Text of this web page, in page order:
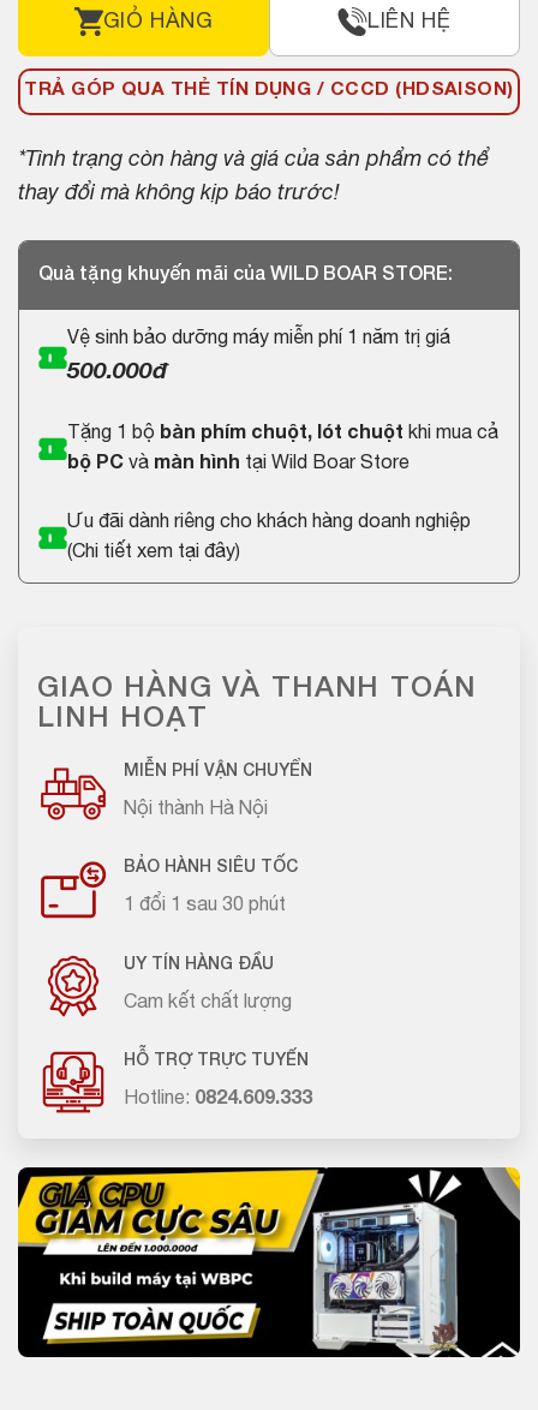
GIỎ HÀNG LIÊN HỆ
TRẢ GÓP QUA THẺ TÍN DỤNG / CCCD (HDSAISON)
*Tình trạng còn hàng và giá của sản phẩm có thể
thay đổi mà không kịp báo trước!
Quà tặng khuyến mãi của WILD BOAR STORE:
Vệ sinh bảo dưỡng máy miễn phí 1 năm trị giá
500.000đ
Tặng 1 bộ bàn phím chuột, lót chuột khi mua cả
bộ PC và màn hình tại Wild Boar Store
Ưu đãi dành riêng cho khách hàng doanh nghiệp
(Chi tiết xem tại đây)
GIAO HÀNG VÀ THANH TOÁN
LINH HOẠT
MIỄN PHÍ VẬN CHUYỂN
Nội thành Hà Nội
BẢO HÀNH SIÊU TỐC
1 đổi 1 sau 30 phút
UY TÍN HÀNG ĐẦU
Cam kết chất lượng
HỖ TRỢ TRỰC TUYẾN
Hotline: 0824.609.333